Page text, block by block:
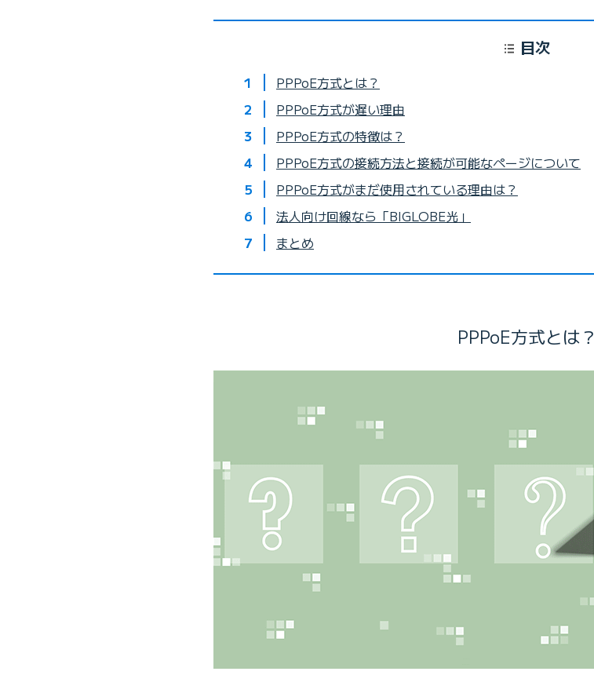
目次
PPPoE方式とは？
PPPoE方式が遅い理由
PPPoE方式の特徴は？
PPPoE方式の接続方法と接続が可能なページについて
PPPoE方式がまだ使用されている理由は？
法人向け回線なら「BIGLOBE光」
まとめ
PPPoE方式とは？